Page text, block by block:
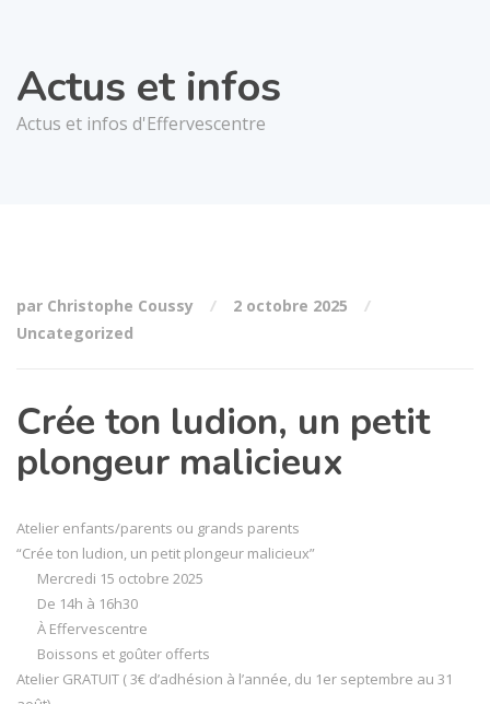
Actus et infos
Actus et infos d'Effervescentre
par Christophe Coussy
2 octobre 2025
Uncategorized
Crée ton ludion, un petit
plongeur malicieux
Atelier enfants/parents ou grands parents
“Crée ton ludion, un petit plongeur malicieux”
Mercredi 15 octobre 2025
De 14h à 16h30
À Effervescentre
Boissons et goûter offerts
Atelier GRATUIT ( 3€ d’adhésion à l’année, du 1er septembre au 31